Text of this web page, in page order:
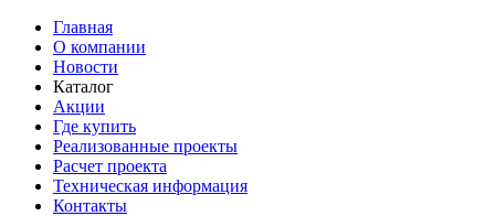
Главная
О компании
Новости
Каталог
Акции
Где купить
Реализованные проекты
Расчет проекта
Техническая информация
Контакты